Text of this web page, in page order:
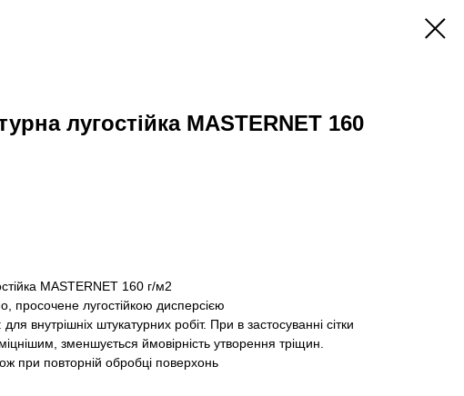
лугостійка MASTERNET 160
MASTERNET 160 г/м2
просочене лугостійкою дисперсією
внутрішніх штукатурних робіт. При в застосуванні сітки
зменшується ймовірність утворення тріщин.
при повторній обробці поверхонь